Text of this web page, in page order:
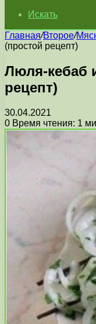
Искать
Главная/Второе/
(простой рецепт)
Люля-кебаб
рецепт)
30.04.2021
0 Время чтения: 1